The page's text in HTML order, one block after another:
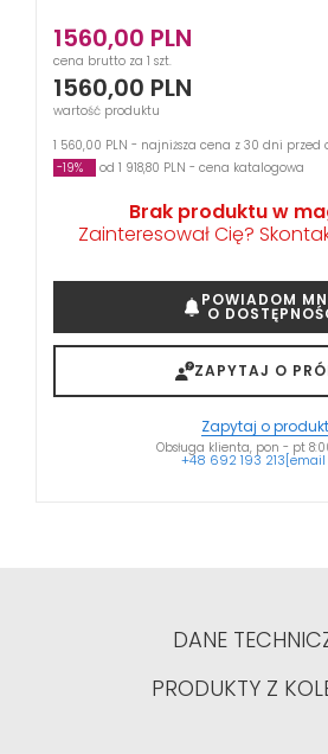
1560,00 PLN
cena brutto za 1 szt.
1560,00 PLN
wartość produktu
1 560,00 PLN - najniższa cena z 30 dni przed
-19%
od 1 918,80 PLN - cena katalogowa
Brak produktu w
Zainteresował Cię?
POWIADOM
O
ZAPYTAJ O
Zapytaj o produkt
Obsługa klienta, pon - pt
+48 692 193 213
DANE
PRODUKTY Z